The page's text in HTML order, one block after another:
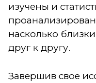
изучены и
насколько
друг к другу.
Завершив свое